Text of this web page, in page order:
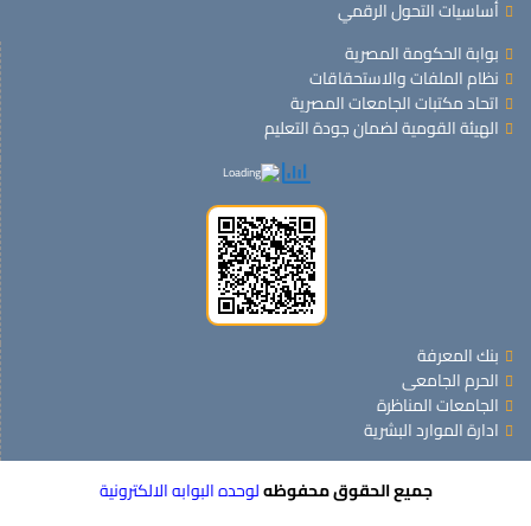
أساسيات التحول الرقمي
بوابة الحكومة المصرية
نظام الملفات والاستحقاقات
اتحاد مكتبات الجامعات المصرية
الهيئة القومية لضمان جودة التعليم
بنك المعرفة
الحرم الجامعى
الجامعات المناظرة
ادارة الموارد البشرية
جميع الحقوق محفوظهلوحده البوابه الالكترونية